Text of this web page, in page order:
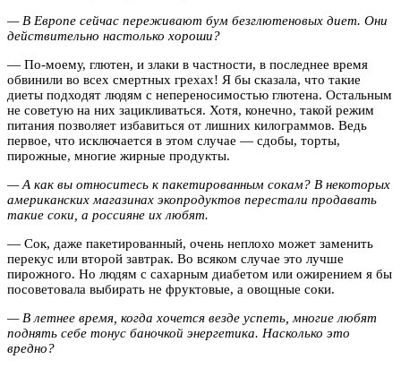
— В Европе сейчас переживают бум безглютеновых диет. Они
действительно настолько хороши?
— По-моему, глютен, и злаки в частности, в последнее время
обвинили во всех смертных грехах! Я бы сказала, что такие
диеты подходят людям с непереносимостью глютена. Остальным
не советую на них зацикливаться. Хотя, конечно, такой режим
питания позволяет избавиться от лишних килограммов. Ведь
первое, что исключается в этом случае — сдобы, торты,
пирожные, многие жирные продукты.
— А как вы относитесь к пакетированным сокам? В некоторых
американских магазинах экопродуктов перестали продавать
такие соки, а россияне их любят.
— Сок, даже пакетированный, очень неплохо может заменить
перекус или второй завтрак. Во всяком случае это лучше
пирожного. Но людям с сахарным диабетом или ожирением я бы
посоветовала выбирать не фруктовые, а овощные соки.
— В летнее время, когда хочется везде успеть, многие любят
поднять себе тонус баночкой энергетика. Насколько это
вредно?